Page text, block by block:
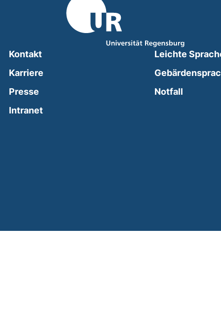
Kontakt
Karriere
Presse
Intranet(external link, opens in a new window)
Leichte
Notfall